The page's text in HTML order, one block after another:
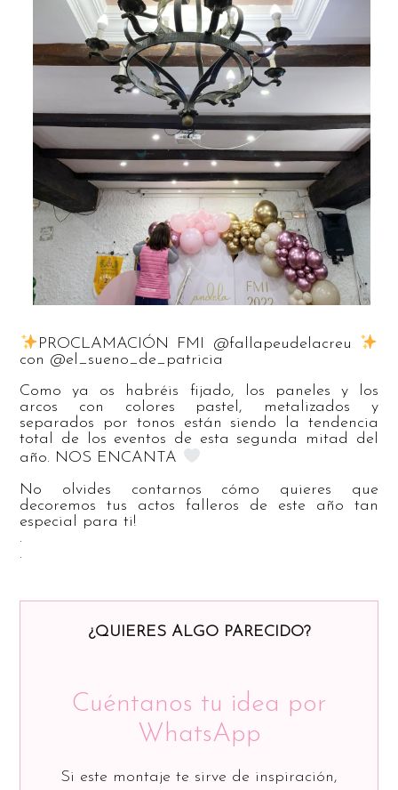
PROCLAMACIÓN FMI @fallapeudelacreu
con @el_sueno_de_patricia
Como ya os habréis fijado, los paneles y los
arcos con colores pastel, metalizados y
separados por tonos están siendo la tendencia
total de los eventos de esta segunda mitad del
año. NOS ENCANTA
No olvides contarnos cómo quieres que
decoremos tus actos falleros de este año tan
especial para ti!
.
.
¿QUIERES ALGO PARECIDO?
Cuéntanos tu idea por
WhatsApp
Si este montaje te sirve de inspiración,